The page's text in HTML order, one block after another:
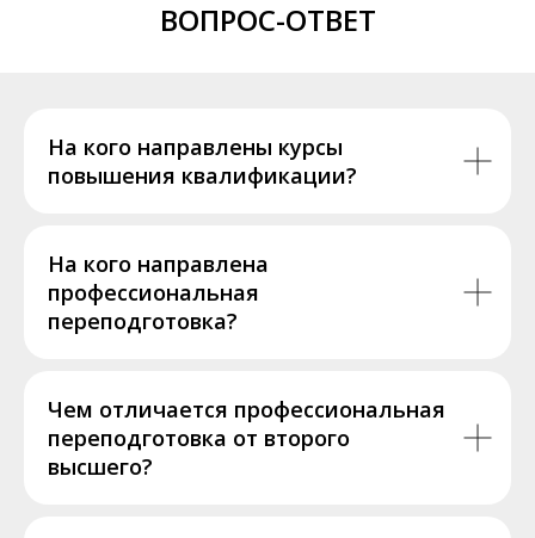
ВОПРОС-ОТВЕТ
На кого направлены курсы
повышения квалификации?
На кого направлена
профессиональная
переподготовка?
Чем отличается профессиональная
переподготовка от второго
высшего?